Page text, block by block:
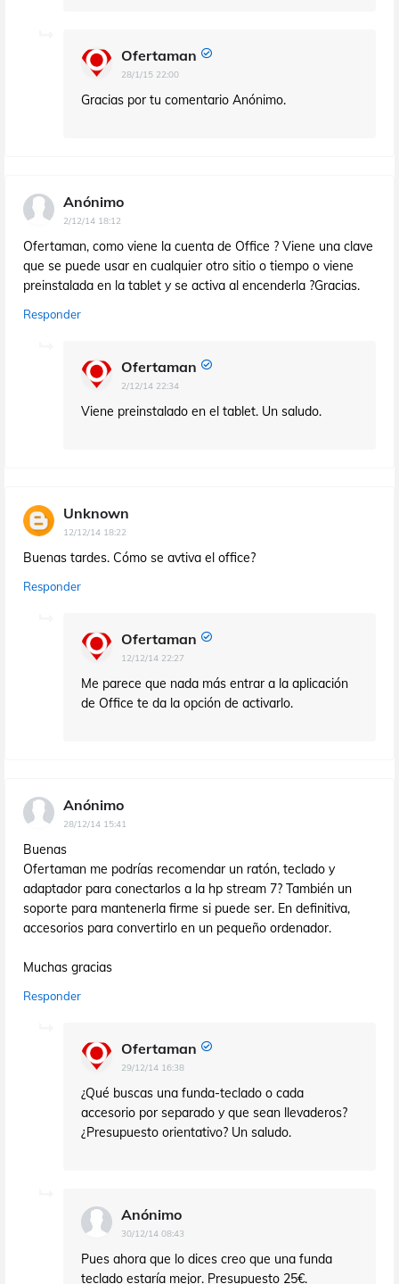
Ofertaman
28/1/15 22:00
Gracias por tu comentario Anónimo.
Anónimo
2/12/14 18:12
Ofertaman, como viene la cuenta de Office ? Viene una clave
que se puede usar en cualquier otro sitio o tiempo o viene
preinstalada en la tablet y se activa al encenderla ?Gracias.
Responder
Ofertaman
2/12/14 22:34
Viene preinstalado en el tablet. Un saludo.
Unknown
12/12/14 18:22
Buenas tardes. Cómo se avtiva el office?
Responder
Ofertaman
12/12/14 22:27
Me parece que nada más entrar a la aplicación
de Office te da la opción de activarlo.
Anónimo
28/12/14 15:41
Buenas
Ofertaman me podrías recomendar un ratón, teclado y
adaptador para conectarlos a la hp stream 7? También un
soporte para mantenerla firme si puede ser. En definitiva,
accesorios para convertirlo en un pequeño ordenador.
Muchas gracias
Responder
Ofertaman
29/12/14 16:38
¿Qué buscas una funda-teclado o cada
accesorio por separado y que sean llevaderos?
¿Presupuesto orientativo? Un saludo.
Anónimo
30/12/14 08:43
Pues ahora que lo dices creo que una funda
teclado estaría mejor. Presupuesto 25€.